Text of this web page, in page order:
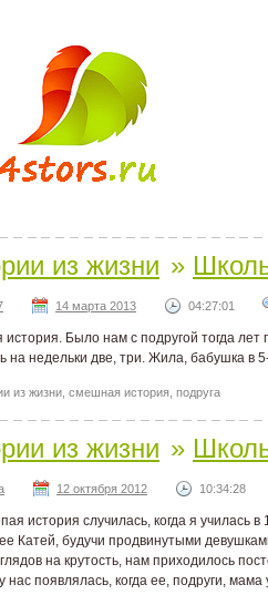
из жизни »
14 марта 2013 04:27:01
история. Было нам с подругой тогда
на недельки две, три. Жила, бабушка
из жизни смешная история подруга
из жизни »
12 октября 2012 10:34:28
история случилась, когда я училась
Катей, будучи продвинутыми
на крутость, нам приходилось
нас появлялась, когда ее, подруги,